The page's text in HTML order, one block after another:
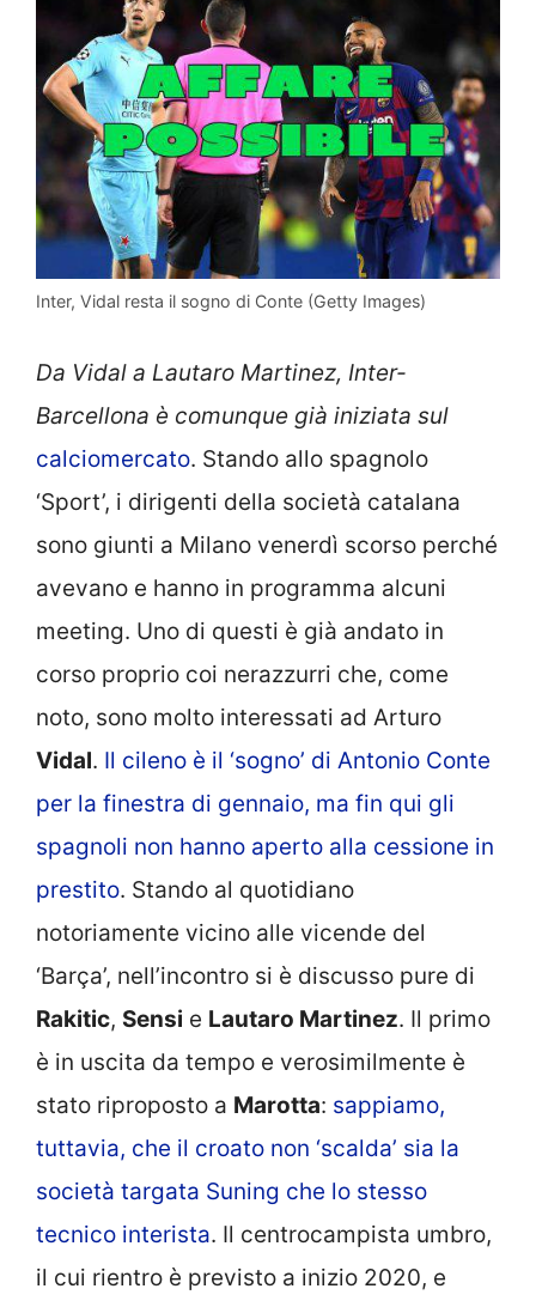
Inter, Vidal resta il sogno di Conte (Getty Images)
Da Vidal a Lautaro Martinez, Inter-
Barcellona è comunque già iniziata sul
calciomercato. Stando allo spagnolo
‘Sport’, i dirigenti della società catalana
sono giunti a Milano venerdì scorso perché
avevano e hanno in programma alcuni
meeting. Uno di questi è già andato in
corso proprio coi nerazzurri che, come
noto, sono molto interessati ad Arturo
Vidal. Il cileno è il ‘sogno’ di Antonio Conte
per la finestra di gennaio, ma fin qui gli
spagnoli non hanno aperto alla cessione in
prestito. Stando al quotidiano
notoriamente vicino alle vicende del
‘Barça’, nell’incontro si è discusso pure di
Rakitic, Sensi e Lautaro Martinez. Il primo
è in uscita da tempo e verosimilmente è
stato riproposto a Marotta: sappiamo,
tuttavia, che il croato non ‘scalda’ sia la
società targata Suning che lo stesso
tecnico interista. Il centrocampista umbro,
il cui rientro è previsto a inizio 2020, e